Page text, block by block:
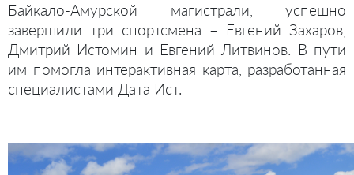
Байкало-Амурской магистрали, успешно
завершили три спортсмена – Евгений Захаров,
Дмитрий Истомин и Евгений Литвинов. В пути
им помогла интерактивная карта, разработанная
специалистами Дата Ист.